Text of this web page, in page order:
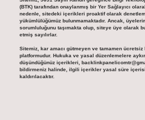
(BTK) tarafından onaylanmış bir Yer Sağlayıcı
nedenle, sitedeki içerikleri proaktif olarak
yükümlülüğümüz bulunmamaktadır. Ancak,
sorumluluğunu taşımakta olup, siteye üye olarak
etmiş sayılırlar.
Sitemiz, kar amacı gütmeyen ve tamamen ücretsiz
platformudur. Hukuka ve yasal düzenlemelere
düşündüğünüz içerikleri,
bildirmeniz halinde, ilgili içerikler yasal süre
kaldırılacaktır.